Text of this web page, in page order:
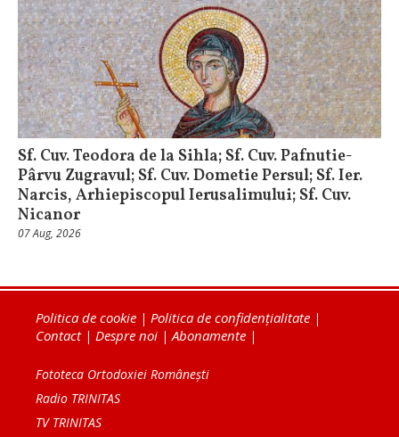
Sf. Cuv. Teodora de la Sihla; Sf. Cuv. Pafnutie-
Pârvu Zugravul; Sf. Cuv. Dometie Persul; Sf. Ier.
Narcis, Arhiepiscopul Ierusalimului; Sf. Cuv.
Nicanor
07 Aug, 2026
Politica de cookie | Politica de confidențialitate |
Contact| Despre noi |Abonamente |
Fototeca Ortodoxiei Românești
Radio TRINITAS
TV TRINITAS